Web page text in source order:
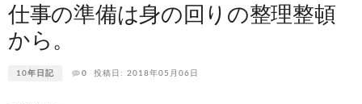
仕事の準備は身の回りの整理整頓
から。
10年日記 0 投稿日: 2018年05月06日